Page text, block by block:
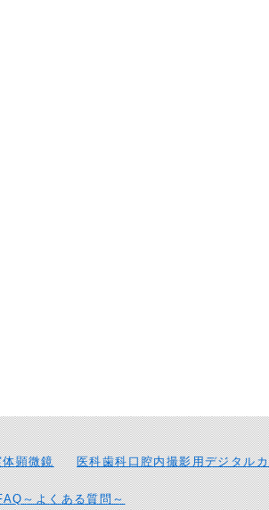
顕微鏡 医科歯科口腔内撮影用デジタル
～よくある質問～